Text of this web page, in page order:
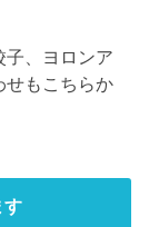
子、ヨロンア
せもこちらか
す